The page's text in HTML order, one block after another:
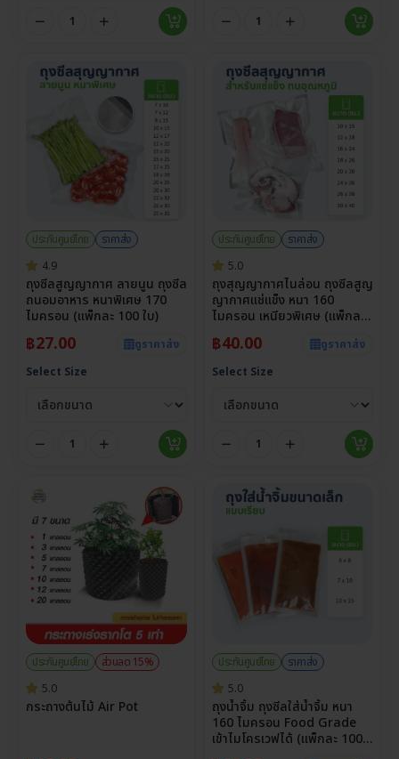
ประกันศูนย์ไทย
ราคาส่ง
4.9
ถุงซีลสูญญากาศ ลายนูน ถุงซีล
ถนอมอาหาร หนาพิเศษ 170
ไมครอน (แพ็กละ 100 ใบ)
฿27.00
ดูราคาส่ง
Select Size
ประกันศูนย์ไทย
ราคาส่ง
5.0
ถุงสุญญากาศไนล่อน ถุงซีลสูญ
ญากาศแช่แข็ง หนา 160
ไมครอน เหนียวพิเศษ (แพ็กละ
฿40.00
ดูราคาส่ง
Select Size
ประกันศูนย์ไทย
ส่วนลด 15%
5.0
กระถางต้นไม้ Air Pot
ประกันศูนย์ไทย
ราคาส่ง
5.0
ถุงน้ำจิ้ม ถุงซีลใส่น้ำจิ้ม หนา
160 ไมครอน Food Grade
เข้าไมโครเวฟได้ (แพ็กละ 100